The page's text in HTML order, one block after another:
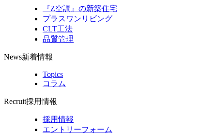
『Z空調』の新築住宅
プラスワンリビング
CLT工法
品質管理
News新着情報
Topics
コラム
Recruit採用情報
採用情報
エントリーフォーム